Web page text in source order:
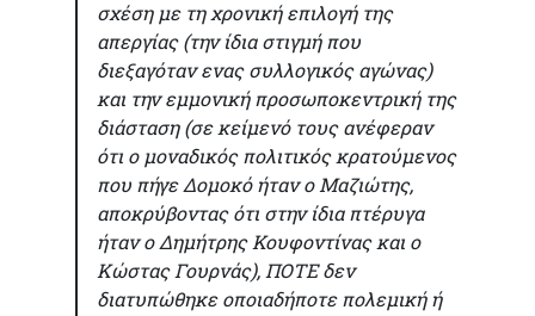
σχέση με τη χρονική επιλογή της
απεργίας (την ίδια στιγμή που
διεξαγόταν ενας συλλογικός αγώνας)
και την εμμονική προσωποκεντρική της
διάσταση (σε κείμενό τους ανέφεραν
ότι ο μοναδικός πολιτικός κρατούμενος
που πήγε Δομοκό ήταν ο Μαζιώτης,
αποκρύβοντας ότι στην ίδια πτέρυγα
ήταν ο Δημήτρης Κουφοντίνας και ο
Κώστας Γουρνάς), ΠΟΤΕ δεν
διατυπώθηκε οποιαδήποτε πολεμική ή